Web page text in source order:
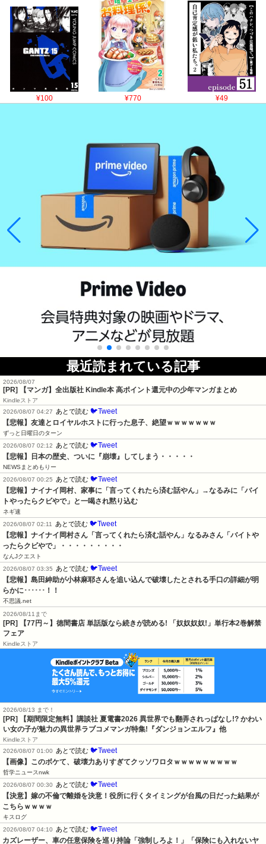
¥100 ¥770 ¥49
最近読まれている記事
2026/08/07
[PR] 【マンガ】全出版社 Kindle本 高ポイント還元中の少年マンガまとめ
Kindleストア
2026/08/07 04:27
あとで読む 🐦Tweet
【悲報】友達とロイヤルホストに行った息子、絶望ｗｗｗｗｗｗｗ
ずっと日曜日のターン
2026/08/07 02:12
あとで読む 🐦Tweet
【悲報】日本の歴史、ついに『崩壊』してしまう・・・・・
NEWSまとめもりー
2026/08/07 00:25
あとで読む 🐦Tweet
【悲報】ナイナイ岡村、家事に「言ってくれたら済む話やん」→なるみに「バイ
トやったらクビやで」と一喝され黙り込む
ネギ速
2026/08/07 02:11
あとで読む 🐦Tweet
【悲報】ナイナイ岡村さん「言ってくれたら済む話やん」なるみさん「バイトや
ったらクビやで」・・・・・・・・・
なんJクエスト
2026/08/07 03:35
あとで読む 🐦Tweet
【悲報】島田紳助が小林麻耶さんを追い込んで破壊したとされる手口の詳細が明
らかに･･････！！
不思議.net
2026/08/11まで
[PR] 【77円～】徳間書店 単話版なら続きが読める! 「奴奴奴奴!」単行本2巻解禁
フェア
Kindleストア
2026/08/13 まで！
[PR] 【期間限定無料】講談社 夏電書2026 異世界でも翻弄されっぱなし!? かわい
い女の子が魅力の異世界ラブコメマンガ特集!『ダンジョンエルフ』他
Kindleストア
2026/08/07 01:00
あとで読む 🐦Tweet
【画像】このボケて、破壊力ありすぎてクッソワロタｗｗｗｗｗｗｗｗｗ
哲学ニュースnwk
2026/08/07 00:30
あとで読む 🐦Tweet
【決意】嫁の不倫で離婚を決意！役所に行くタイミングが台風の日だった結果が
こちらｗｗｗｗ
キスログ
2026/08/07 04:10
あとで読む 🐦Tweet
カズレーザー、車の任意保険を巡り持論「強制しろよ！」「保険にも入れないヤ